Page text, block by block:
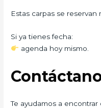
Estas carpas se reservan
Si ya tienes fecha:
agenda hoy mismo.
Te ayudamos a encontrar